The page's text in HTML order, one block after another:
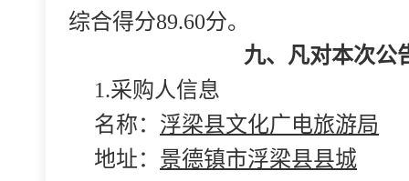
综合得分89.60分。
九、凡对本次公
1.采购人信息
名称： 浮梁县文化广电旅游局
地址： 景德镇市浮梁县县城